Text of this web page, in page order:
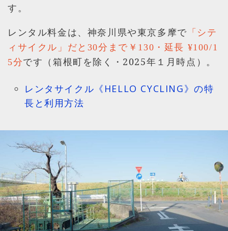
す。
レンタル料金は、神奈川県や東京多摩で 「シテ
ィサイクル」だと30分まで￥130・延長 ¥100/1
5分です（箱根町を除く・2025年１月時点）。
レンタサイクル《HELLO CYCLING》の特
長と利用方法